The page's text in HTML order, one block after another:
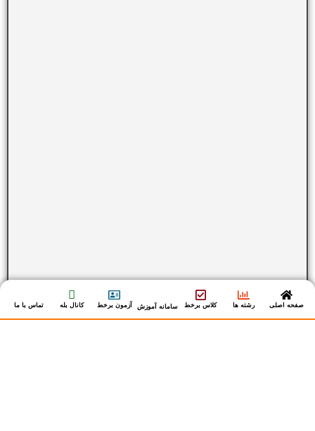
صفحه اصلی رشته ها کلاس برخط سامانه آموزش آزمون برخط کانال بله تماس با ما